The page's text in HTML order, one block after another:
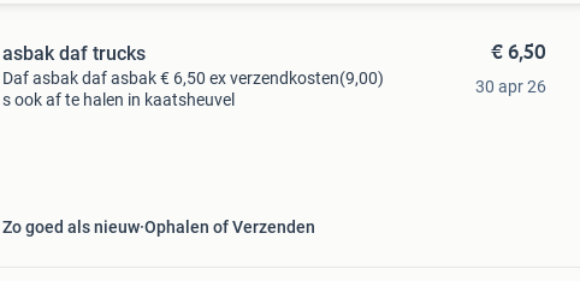
asbak daf trucks
Daf asbak daf asbak € 6,50 ex verzendkosten(9,00)
s ook af te halen in kaatsheuvel
Zo goed als nieuw Ophalen of Verzenden
€ 6,50
30 apr 26